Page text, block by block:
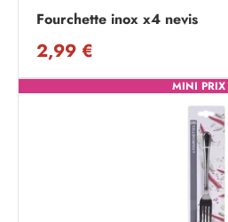
Fourchette inox x4 nevis
2,99 €
MINI PRIX